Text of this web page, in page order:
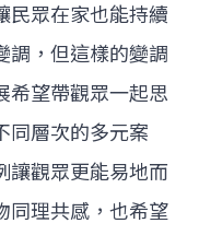
民眾在家也能持續
調，但這樣的變調
希望帶觀眾一起思
同層次的多元案
讓觀眾更能易地而
同理共感，也希望